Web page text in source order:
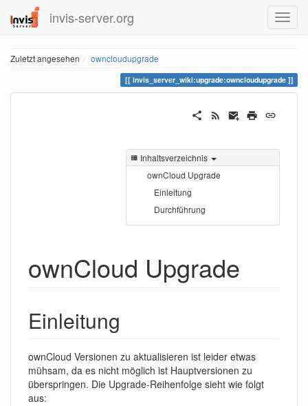
invis-server.org
Zuletzt angesehen owncloudupgrade
invis_server_wiki:upgrade:owncloudupgrade
Inhaltsverzeichnis
ownCloud Upgrade
Einleitung
Durchführung
ownCloud Upgrade
Einleitung
ownCloud Versionen zu aktualisieren ist leider etwas
mühsam, da es nicht möglich ist Hauptversionen zu
überspringen. Die Upgrade-Reihenfolge sieht wie folgt
aus: